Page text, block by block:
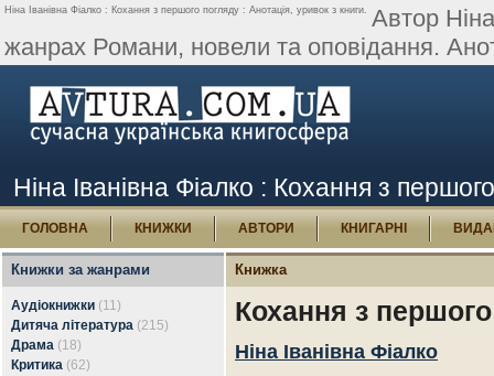
Ніна Іванівна Фіалко : Кохання з першого погляду : Анотація, уривок з книги. Автор
жанрах Романи, новели та оповідання.
Ніна Іванівна Фіалко : Кохання з
ГОЛОВНА КНИЖКИ АВТОРИ КНИГАРНІ
Книжки за жанрами
Аудіокнижки (11)
Дитяча література (215)
Драма (18)
Критика (62)
Книжка
Кохання з
Ніна Іванівна Фіалко